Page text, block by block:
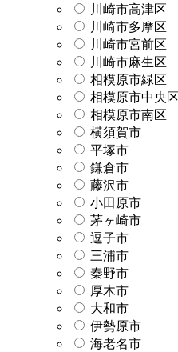
川崎市高津区
川崎市多摩区
川崎市宮前区
川崎市麻生区
相模原市緑区
相模原市中央区
相模原市南区
横須賀市
平塚市
鎌倉市
藤沢市
小田原市
茅ヶ崎市
逗子市
三浦市
秦野市
厚木市
大和市
伊勢原市
海老名市